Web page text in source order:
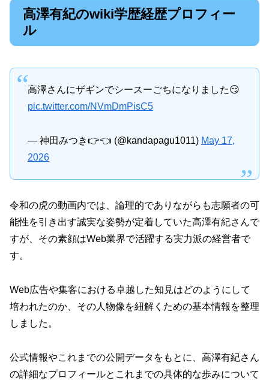
高澤有紀のwiki学歴経歴プロフィー
ル
高澤さんにザギンでシースーごちになりました😏
pic.twitter.com/NVmDmPisC5
— 神田みつき👉👈 (@kandapagu1011) May 17,
2026
令和の虎の動画内では、論理的でありながらも志願者の可
能性を引き出す誠実な姿勢が定着していた高澤有紀さんで
すが、その素顔はWeb業界で活躍する実力派の経営者で
す。
Web広告や集客における卓越した知見はどのようにして
培われたのか、その人物像を紐解くための基本情報を整理
しました。
公式情報やこれまでの公開データをもとに、高澤有紀さん
の詳細なプロフィールとこれまでの具体的な歩みについて